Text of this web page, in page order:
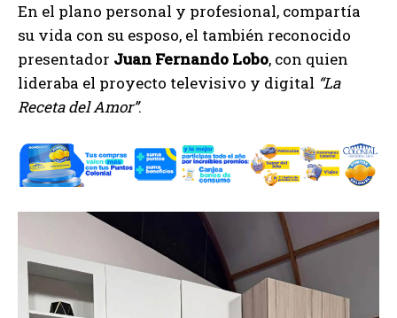
En el plano personal y profesional, compartía
su vida con su esposo, el también reconocido
presentador Juan Fernando Lobo, con quien
lideraba el proyecto televisivo y digital “La
Receta del Amor”.